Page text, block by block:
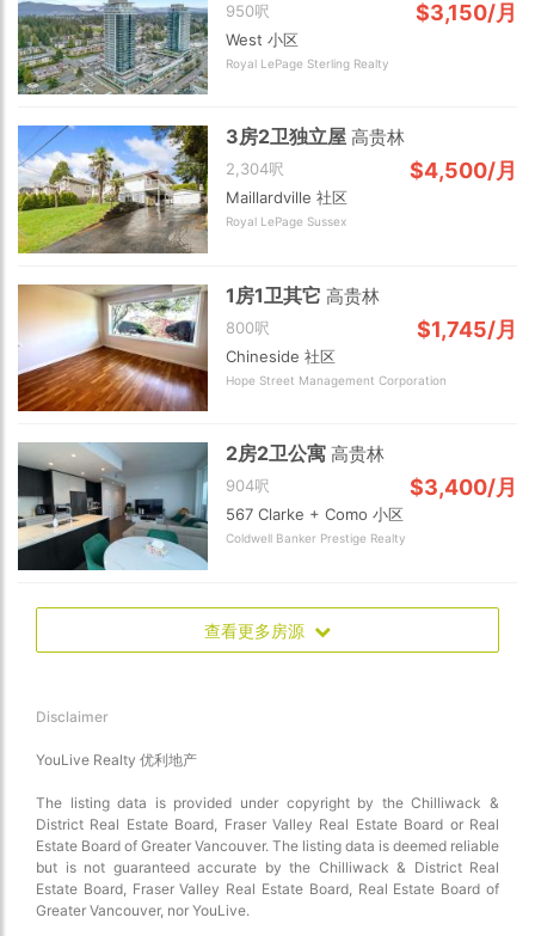
950呎 $3,150/月
West 小区
Royal LePage Sterling Realty
3房2卫独立屋高贵林
2,304呎 $4,500/月
Maillardville 社区
Royal LePage Sussex
1房1卫其它高贵林
800呎 $1,745/月
Chineside 社区
Hope Street Management Corporation
2房2卫公寓高贵林
904呎 $3,400/月
567 Clarke + Como 小区
Coldwell Banker Prestige Realty
查看更多房源
Disclaimer
YouLive Realty 优利地产
The listing data is provided under copyright by the Chilliwack &
District Real Estate Board, Fraser Valley Real Estate Board or Real
Estate Board of Greater Vancouver. The listing data is deemed reliable
but is not guaranteed accurate by the Chilliwack & District Real
Estate Board, Fraser Valley Real Estate Board, Real Estate Board of
Greater Vancouver, nor YouLive.